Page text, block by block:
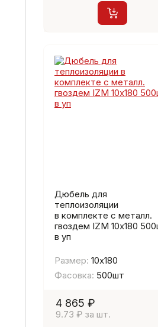
Дюбель для
теплоизоляции
в комплекте с металл.
гвоздем IZМ 10х180
в уп
Размер: 10х180
Фасовка: 500шт
4 865 ₽
9.73 ₽ за шт.